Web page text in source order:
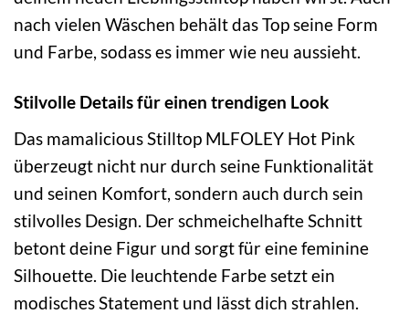
nach vielen Wäschen behält das Top seine Form
und Farbe, sodass es immer wie neu aussieht.
Stilvolle Details für einen trendigen Look
Das mamalicious Stilltop MLFOLEY Hot Pink
überzeugt nicht nur durch seine Funktionalität
und seinen Komfort, sondern auch durch sein
stilvolles Design. Der schmeichelhafte Schnitt
betont deine Figur und sorgt für eine feminine
Silhouette. Die leuchtende Farbe setzt ein
modisches Statement und lässt dich strahlen.